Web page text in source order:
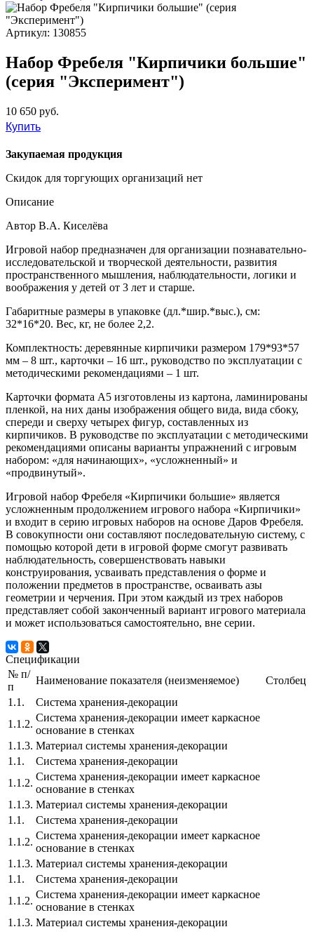
Артикул: 130855
Набор Фребеля "Кирпичики большие"
(серия "Эксперимент")
10 650 руб.
Купить
Закупаемая продукция
Скидок для торгующих организаций нет
Описание
Автор В.А. Киселёва
Игровой набор предназначен для организации познавательно-
исследовательской и творческой деятельности, развития
пространственного мышления, наблюдательности, логики и
воображения у детей от 3 лет и старше.
Габаритные размеры в упаковке (дл.*шир.*выс.), см:
32*16*20. Вес, кг, не более 2,2.
Комплектность: деревянные кирпичики размером 179*93*57
мм – 8 шт., карточки – 16 шт., руководство по эксплуатации с
методическими рекомендациями – 1 шт.
Карточки формата А5 изготовлены из картона, ламинированы
пленкой, на них даны изображения общего вида, вида сбоку,
спереди и сверху четырех фигур, составленных из
кирпичиков. В руководстве по эксплуатации с методическими
рекомендациями описаны варианты упражнений с игровым
набором: «для начинающих», «усложненный» и
«продвинутый».
Игровой набор Фребеля «Кирпичики большие» является
усложненным продолжением игрового набора «Кирпичики»
и входит в серию игровых наборов на основе Даров Фребеля.
В совокупности они составляют последовательную систему, с
помощью которой дети в игровой форме смогут развивать
наблюдательность, совершенствовать навыки
конструирования, усваивать представления о форме и
положении предметов в пространстве, осваивать азы
геометрии и черчения. При этом каждый из трех наборов
представляет собой законченный вариант игрового материала
и может использоваться самостоятельно, вне серии.
Спецификации
№ п/
п
Наименование показателя (неизменяемое)
Столбец
1.1.
Система хранения-декорации
1.1.2.
Система хранения-декорации имеет каркасное
основание в стенках
1.1.3. Материал системы хранения-декорации
1.1.
Система хранения-декорации
1.1.2.
Система хранения-декорации имеет каркасное
основание в стенках
1.1.3. Материал системы хранения-декорации
1.1.
Система хранения-декорации
1.1.2.
Система хранения-декорации имеет каркасное
основание в стенках
1.1.3. Материал системы хранения-декорации
1.1.
Система хранения-декорации
1.1.2.
Система хранения-декорации имеет каркасное
основание в стенках
1.1.3. Материал системы хранения-декорации